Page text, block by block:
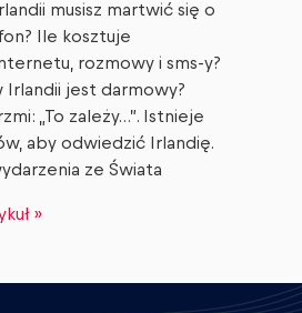
musisz martwić się o
Ile kosztuje
rozmowy i sms-y?
Irlandii jest darmowy?
„To zależy…”. Istnieje
aby odwiedzić Irlandię.
ze Świata
»